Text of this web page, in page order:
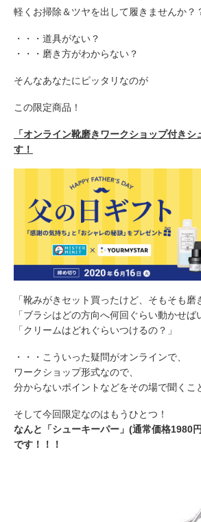
オンライン修理見積もりサービス（配送修
よくあるご質問
お問い合わせ
採用情報
CLOSE
軽くお掃除＆ツヤを出して履きませんか？
・・・道具がない？
・・・磨き方がわからない？
そんなあなたにピッタリなのが
この限定商品！
「オンライン靴磨きワークショップ付き
す！
「靴みがきセット買ったけど、そもそも磨
「ブラシはどの方向へ何回ぐらい動かせば
「クリームはどれぐらいつけるの？」
・・・こういった疑問がオンラインで、
ワークショップ形式なので、
分からないポイントなどをその場で聞くこ
そして今回限定なのはもうひとつ！
なんと「シューキーパー」(通常価格1980
です！！！